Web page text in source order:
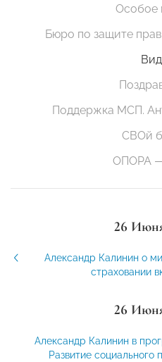
Особое
Бюро по защите
Поддержка МСП.
СВОй
ОПОРА
26
Александр Калинин о
страховании
26
Александр Калинин в
Развитие социального